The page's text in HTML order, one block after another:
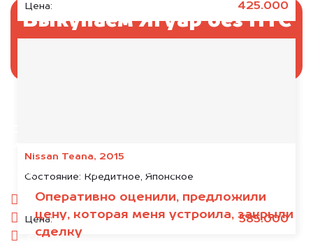
Цена: 425.000
Nissan Teana, 2015
Состояние: Кредитное, Японское
Цена: 585.000
Оперативно оценили, предложили
цену, которая меня устроила, закрыли
сделку
Выкупаем Ягуар без ПТС
1. Сфотографируйте машину:
спереди
сзади
слева